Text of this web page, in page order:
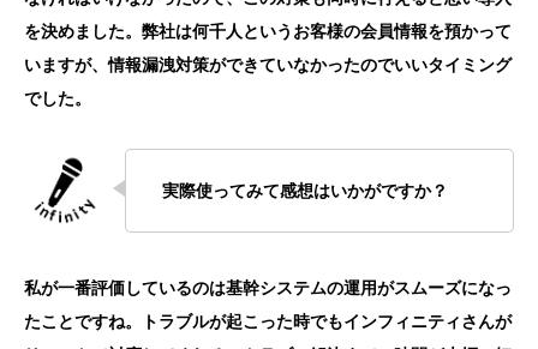
を決めました。弊社は何千人というお客様の会員情報を預かって
いますが、情報漏洩対策ができていなかったのでいいタイミング
でした。
実際使ってみて感想はいかがですか？
私が一番評価しているのは基幹システムの運用がスムーズになっ
たことですね。トラブルが起こった時でもインフィニティさんが